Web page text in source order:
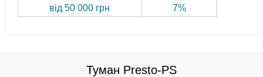
від 50 000 грн
7%
Туман Presto-PS